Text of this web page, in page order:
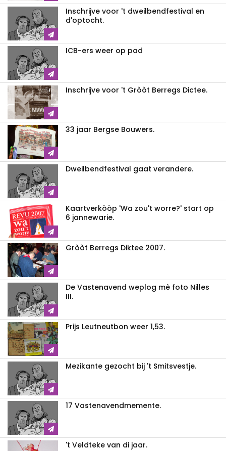
Inschrijve voor 't dweilbendfestival en
d'optocht.
ICB-ers weer op pad
Inschrijve voor 't Gròòt Berregs Dictee.
33 jaar Bergse Bouwers.
Dweilbendfestival gaat verandere.
Kaartverkòòp 'Wa zou't worre?' start op
6 jannewarie.
Gròòt Berregs Diktee 2007.
De Vastenavend weplog mè foto Nilles
III.
Prijs Leutneutbon weer 1,53.
Mezikante gezocht bij 't Smitsvestje.
17 Vastenavendmemente.
't Veldteke van di jaar.